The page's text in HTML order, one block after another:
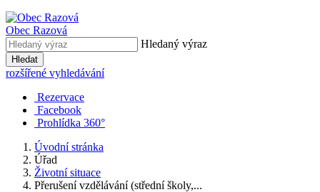
Obec Razová
Hledaný výraz
Hledat
rozšířené vyhledávání
Rezervace
Facebook
Prohlídka 360°
Úvodní stránka
Úřad
Životní situace
Přerušení vzdělávání (střední školy,...